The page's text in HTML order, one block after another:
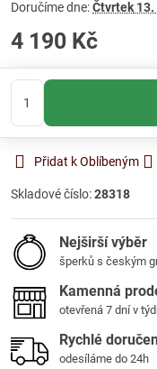
Doručíme dne:Čtvrtek 13.
4 190 Kč
Přidat k Oblíbeným
Skladové číslo:28318
Nejširší výběr
šperků s českým
Kamenná
otevřená 7 dní v
Rychlé
odesíláme do 24h